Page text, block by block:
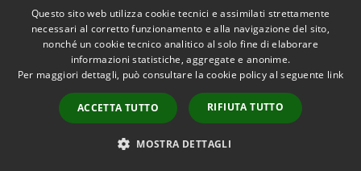
Comune di Abbiategrasso
Piazza Marconi, 1, 20081 Abbiategrasso (MI)
Codice Fiscale: 01310880156
Partita IVA: 01310880156
IBAN: IT83W0538732380000049649473
comune.abbiategrasso@legalpec.it
Questo sito web utilizza cookie tecnici e assimilati strettamente
necessari al corretto funzionamento e alla navigazione del sito,
nonché un cookie tecnico analitico al solo fine di elaborare
informazioni statistiche, aggregate e anonime.
Per maggiori dettagli, può consultare la cookie policy al seguente link
ACCETTA TUTTO RIFIUTA TUTTO
MOSTRA DETTAGLI